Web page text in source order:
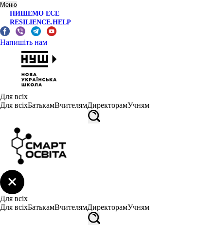
Меню
ПИШЕМО ЕСЕ
RESILIENCE.HELP
Напишіть нам
Для всіх
Для всіхБатькамВчителямДиректорамУчням
Для всіх
Для всіхБатькамВчителямДиректорамУчням